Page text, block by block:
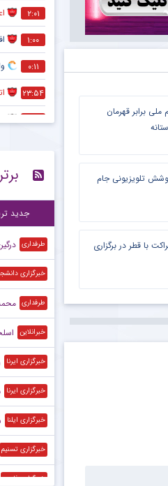
ملی برابر قهرمان
تلویزیونی جام
با قطر در برگزاری
۲:۰۱
۱:۰۰
۰:۱۱
۲۳:۵۴
۲۳:۳۶
۲۲:۴۹
۲۲:۲۰
جدید
طرفداری
خبرگزاری
طرفداری
خبرانلاین
خبرگزاری ایرنا
خبرگزاری ایرنا
خبرگزاری ایلنا
خبرگزاری تسنیم
خبرگزاری فارس